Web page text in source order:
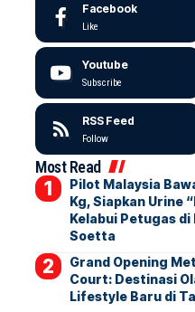
Facebook
Like
Youtube
Subscribe
RSS Feed
Follow
Most Read
Pilot Malaysia
Kg, Siapkan Urine
Kelabui Petugas di
Soetta
Grand Opening
Court: Destinasi
Lifestyle Baru di